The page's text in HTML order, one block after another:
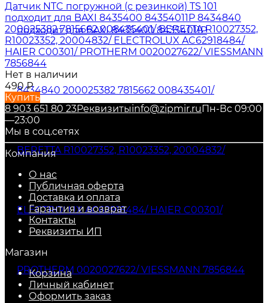
Датчик NTC погружной (с резинкой) TS 101
подходит для BAXI 8435400 84354011P 8434840
200025382 7815662 008435401/ BERETTA R10027352,
R10023352, 20004832/ ELECTROLUX AC62918484/
HAIER C00301/ PROTHERM 0020027622/ VIESSMANN
7856844
Нет в наличии
490₽
Купить
8 903 651 80 23Реквизитыinfo@zipmir.ru Пн-Вс 09:00
—23:00
Мы в соц.сетях
Компания
О нас
Публичная оферта
Доставка и оплата
Гарантия и возврат
Контакты
Реквизиты ИП
Магазин
Корзина
Личный кабинет
Оформить заказ